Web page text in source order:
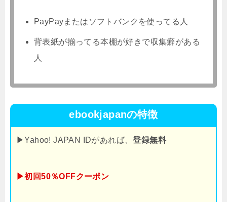
PayPayまたはソフトバンクを使ってる人
背表紙が揃ってる本棚が好きで収集癖がある
人
ebookjapanの特徴
▶Yahoo! JAPAN IDがあれば、登録無料
▶初回50％OFFクーポン